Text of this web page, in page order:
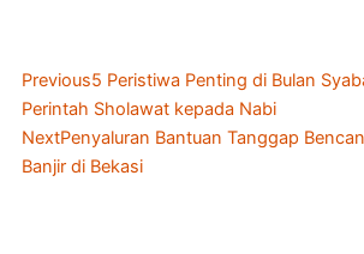
Previous5 Peristiwa Penting di Bulan
Perintah Sholawat kepada Nabi
NextPenyaluran Bantuan Tanggap
Banjir di Bekasi